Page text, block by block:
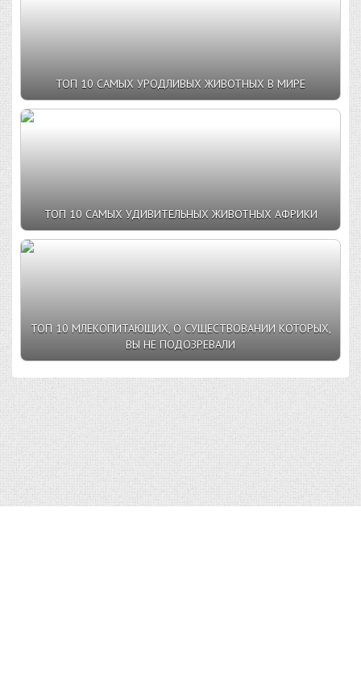
ТОП 10 САМЫХ УРОДЛИВЫХ ЖИВОТНЫХ В МИРЕ
ТОП 10 САМЫХ УДИВИТЕЛЬНЫХ ЖИВОТНЫХ АФРИКИ
ТОП 10 МЛЕКОПИТАЮЩИХ, О СУЩЕСТВОВАНИИ КОТОРЫХ,
ВЫ НЕ ПОДОЗРЕВАЛИ